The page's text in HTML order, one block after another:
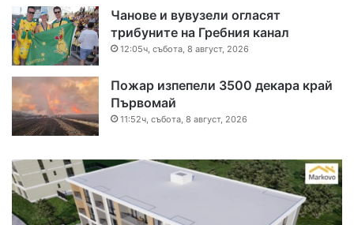
Чанове и вувузели огласят
трибуните на Гребния канал
12:05ч, събота, 8 август, 2026
Пожар изпепели 3500 декара край
Първомай
11:52ч, събота, 8 август, 2026